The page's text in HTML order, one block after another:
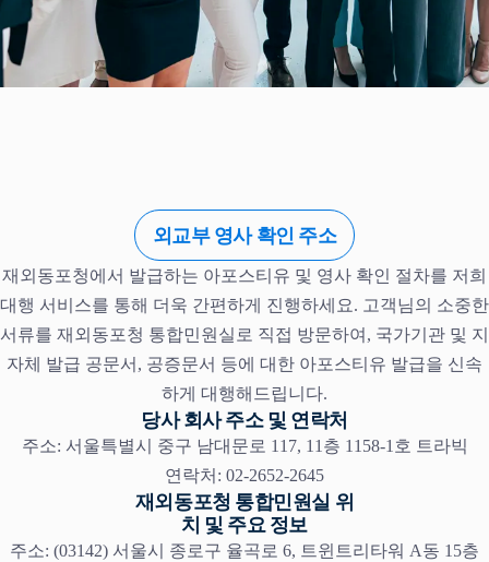
외교부 영사 확인 주소
재외동포청에서 발급하는 아포스티유 및 영사 확인 절차를 저희
대행 서비스를 통해 더욱 간편하게 진행하세요. 고객님의 소중한
서류를 재외동포청 통합민원실로 직접 방문하여, 국가기관 및 지
자체 발급 공문서, 공증문서 등에 대한 아포스티유 발급을 신속
하게 대행해드립니다.
당사 회사 주소 및 연락처
주소: 서울특별시 중구 남대문로 117, 11층 1158-1호 트라빅
연락처: 02-2652-2645
재외동포청 통합민원실 위
치 및 주요 정보
주소: (03142) 서울시 종로구 율곡로 6, 트윈트리타워 A동 15층